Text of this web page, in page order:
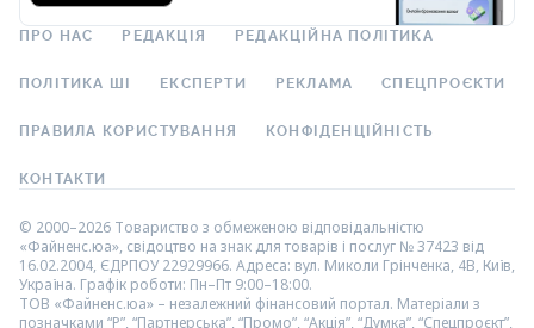
ПРО НАС РЕДАКЦІЯ РЕДАКЦІЙНА ПОЛІТИКА
ПОЛІТИКА ШІ ЕКСПЕРТИ РЕКЛАМА СПЕЦПРОЄКТИ
ПРАВИЛА КОРИСТУВАННЯ КОНФІДЕНЦІЙНІСТЬ
КОНТАКТИ
© 2000–2026 Товариство з обмеженою відповідальністю
«Файненс.юа», свідоцтво на знак для товарів і послуг № 37423 від
16.02.2004, ЄДРПОУ 22929966. Адреса: вул. Миколи Грінченка, 4В, Київ,
Україна. Графік роботи: Пн–Пт 9:00–18:00.
ТОВ «Файненс.юа» – незалежний фінансовий портал. Матеріали з
позначками “Р”, “Партнерська”, “Промо”, “Акція”, “Думка”, “Спецпроєкт”,